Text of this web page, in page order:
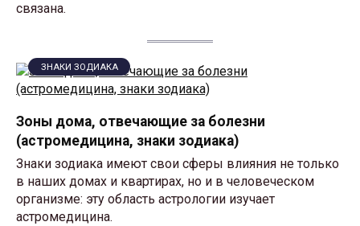
связана.
ЗНАКИ ЗОДИАКА
Зоны дома, отвечающие за болезни
(астромедицина, знаки зодиака)
Знаки зодиака имеют свои сферы влияния не только
в наших домах и квартирах, но и в человеческом
организме: эту область астрологии изучает
астромедицина.